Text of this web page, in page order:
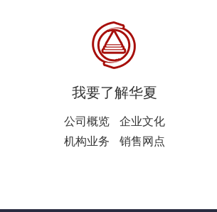
我要了解华夏
公司概览
企业文化
机构业务
销售网点